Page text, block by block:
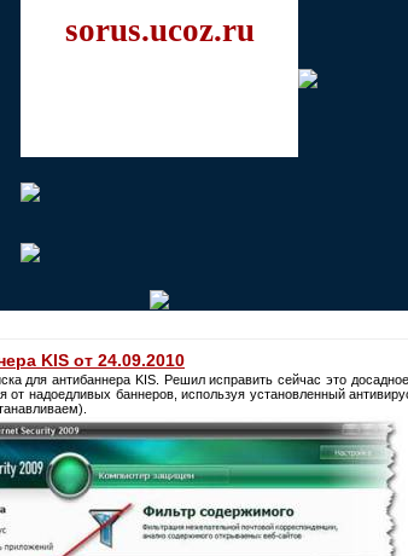
sorus.ucoz.ru
KIS от 24.09.2010
для антибаннера KIS. Решил исправить сейчас это
от надоедливых баннеров, используя установленный